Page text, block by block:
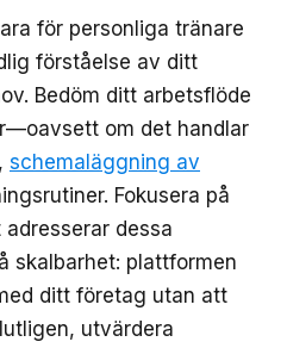
för personliga tränare
förståelse av ditt
Bedöm ditt arbetsflöde
om det handlar
schemaläggning av
Fokusera på
dessa
skalbarhet: plattformen
ditt företag utan att
utvärdera